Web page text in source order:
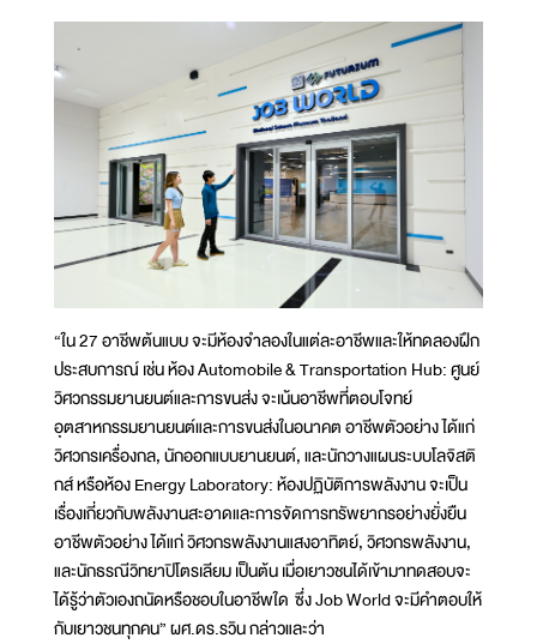
“ใน 27 อาชีพต้นแบบ จะมีห้องจำลองในแต่ละอาชีพและให้ทดลองฝึก
ประสบการณ์ เช่น ห้อง Automobile & Transportation Hub: ศูนย์
วิศวกรรมยานยนต์และการขนส่ง จะเน้นอาชีพที่ตอบโจทย์
อุตสาหกรรมยานยนต์และการขนส่งในอนาคต อาชีพตัวอย่าง ได้แก่
วิศวกรเครื่องกล, นักออกแบบยานยนต์, และนักวางแผนระบบโลจิสติ
กส์ หรือห้อง Energy Laboratory: ห้องปฏิบัติการพลังงาน จะเป็น
เรื่องเกี่ยวกับพลังงานสะอาดและการจัดการทรัพยากรอย่างยั่งยืน
อาชีพตัวอย่าง ได้แก่ วิศวกรพลังงานแสงอาทิตย์, วิศวกรพลังงาน,
และนักธรณีวิทยาปิโตรเลียม เป็นต้น เมื่อเยาวชนได้เข้ามาทดสอบจะ
ได้รู้ว่าตัวเองถนัดหรือชอบในอาชีพใด ซึ่ง Job World จะมีคำตอบให้
กับเยาวชนทุกคน” ผศ.ดร.รวิน กล่าวและว่า